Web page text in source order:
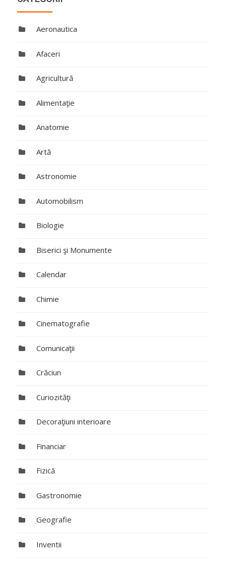
Aeronautica
Afaceri
Agricultură
Alimentaţie
Anatomie
Artă
Astronomie
Automobilism
Biologie
Biserici şi Monumente
Calendar
Chimie
Cinematografie
Comunicaţii
Crăciun
Curiozităţi
Decoraţiuni interioare
Financiar
Fizică
Gastronomie
Geografie
Inventii